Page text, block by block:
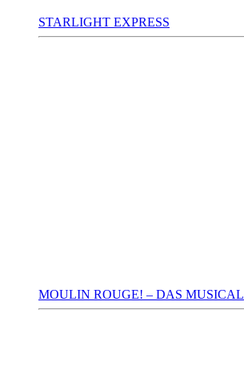
STARLIGHT EXPRESS
MOULIN ROUGE! – DAS MUSICAL